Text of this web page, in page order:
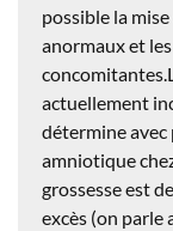
possible la
anormaux et
actuellement
détermine
amniotique
grossesse est
excès (on